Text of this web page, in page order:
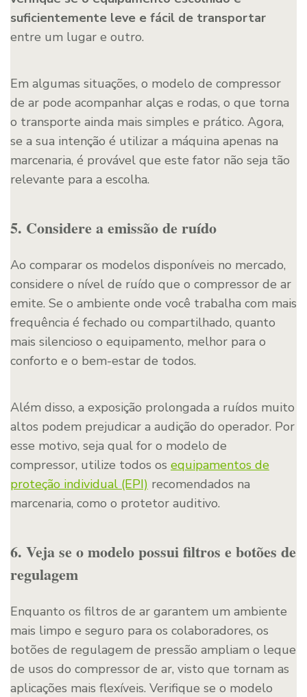
suficientemente leve e fácil de transportar
entre um lugar e outro.
Em algumas situações, o modelo de compressor
de ar pode acompanhar alças e rodas, o que torna
o transporte ainda mais simples e prático. Agora,
se a sua intenção é utilizar a máquina apenas na
marcenaria, é provável que este fator não seja tão
relevante para a escolha.
5. Considere a emissão de ruído
Ao comparar os modelos disponíveis no mercado,
considere o nível de ruído que o compressor de ar
emite. Se o ambiente onde você trabalha com mais
frequência é fechado ou compartilhado, quanto
mais silencioso o equipamento, melhor para o
conforto e o bem-estar de todos.
Além disso, a exposição prolongada a ruídos muito
altos podem prejudicar a audição do operador. Por
esse motivo, seja qual for o modelo de
compressor, utilize todos os equipamentos de
proteção individual (EPI) recomendados na
marcenaria, como o protetor auditivo.
6. Veja se o modelo possui filtros e botões de
regulagem
Enquanto os filtros de ar garantem um ambiente
mais limpo e seguro para os colaboradores, os
botões de regulagem de pressão ampliam o leque
de usos do compressor de ar, visto que tornam as
aplicações mais flexíveis. Verifique se o modelo